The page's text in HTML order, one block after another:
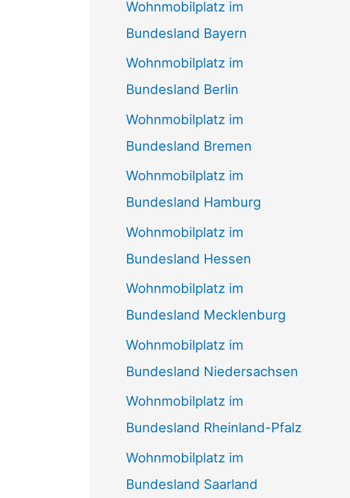
Wohnmobilplatz im
Bundesland Bayern
Wohnmobilplatz im
Bundesland Berlin
Wohnmobilplatz im
Bundesland Bremen
Wohnmobilplatz im
Bundesland Hamburg
Wohnmobilplatz im
Bundesland Hessen
Wohnmobilplatz im
Bundesland Mecklenburg
Wohnmobilplatz im
Bundesland Niedersachsen
Wohnmobilplatz im
Bundesland Rheinland-Pfalz
Wohnmobilplatz im
Bundesland Saarland